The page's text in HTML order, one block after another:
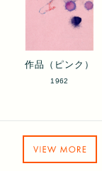
作品（ピンク）
1962